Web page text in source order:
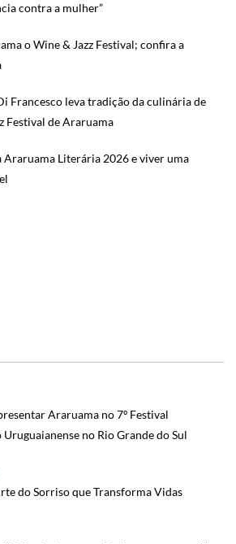
contra a mulher”
o Wine & Jazz Festival; confira a
Francesco leva tradição da culinária de
Festival de Araruama
Araruama Literária 2026 e viver uma
Araruama no 7º Festival
no Rio Grande do Sul
do Sorriso que Transforma Vidas